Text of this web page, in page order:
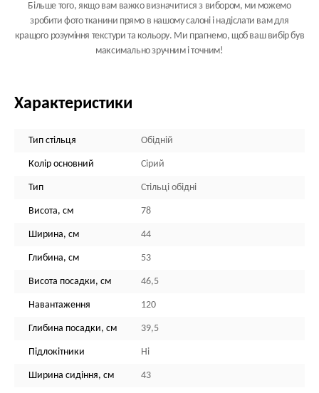
Більше того, якщо вам важко визначитися з вибором, ми можемо
зробити фото тканини прямо в нашому салоні і надіслати вам для
кращого розуміння текстури та кольору. Ми прагнемо, щоб ваш вибір був
максимально зручним і точним!
Характеристики
Тип стільця Обідній
Колір основний Сірий
Тип Стільці обідні
Висота, см 78
Ширина, см 44
Глибина, см 53
Висота посадки, см 46,5
Навантаження 120
Глибина посадки, см 39,5
Підлокітники Ні
Ширина сидіння, см 43